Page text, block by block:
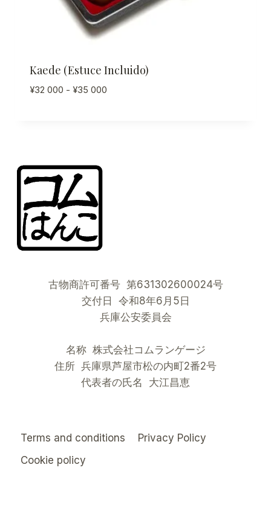
Kaede (estuce Incluido)
¥32 000 - ¥35 000Rango
古物商許可番号 第631302600024号
交付日 令和8年6月5日
兵庫公安委員会
名称 株式会社コムランゲージ
住所 兵庫県芦屋市松の内町2番2号
代表者の氏名 大江昌恵
Terms and conditions
Privacy Policy
Cookie policy